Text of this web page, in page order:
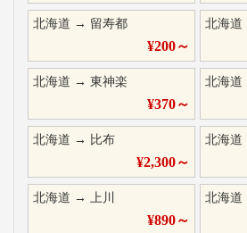
北海道 → 留寿都
¥200～
北海道
北海道 → 東神楽
¥370～
北海道
北海道 → 比布
¥2,300～
北海道
北海道 → 上川
¥890～
北海道